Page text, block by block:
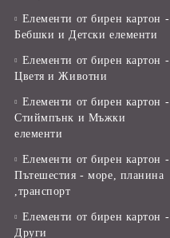
Елементи от бирен картон -
Бебшки и Детски елементи
Елементи от бирен картон -
Цветя и Животни
Елементи от бирен картон -
Стиймпънк и Мъжки
елементи
Елементи от бирен картон -
Пътешестия - море, планина
,транспорт
Елементи от бирен картон -
Други